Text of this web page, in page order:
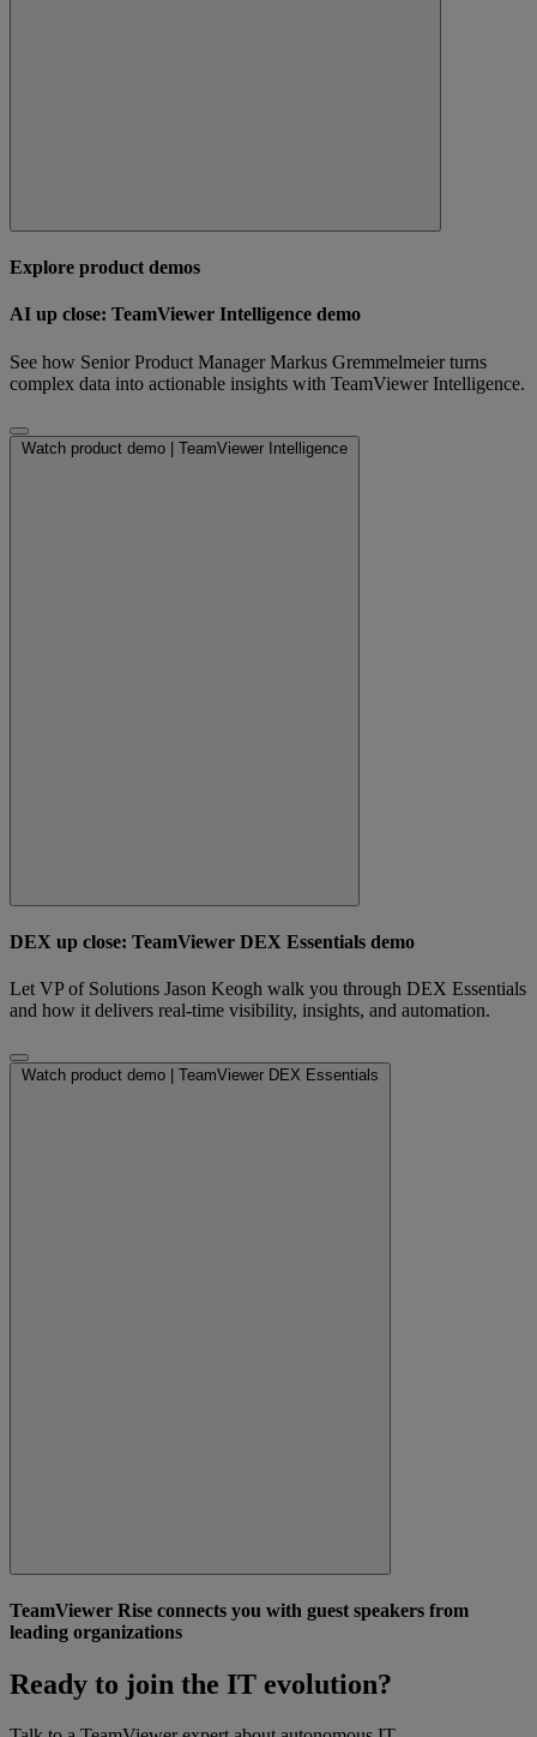
Explore product demos
AI up close: TeamViewer Intelligence demo
See how Senior Product Manager Markus Gremmelmeier turns
complex data into actionable insights with TeamViewer Intelligence.
Watch product demo | TeamViewer Intelligence
DEX up close: TeamViewer DEX Essentials demo
Let VP of Solutions Jason Keogh walk you through DEX Essentials
and how it delivers real-time visibility, insights, and automation.
Watch product demo | TeamViewer DEX Essentials
TeamViewer Rise connects you with guest speakers from
leading organizations
Ready to join the IT evolution?